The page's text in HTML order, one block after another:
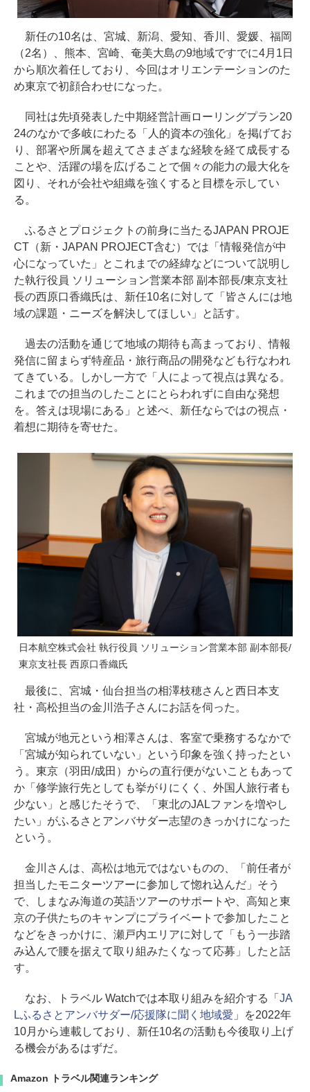
新任の10名は、宮城、新潟、愛知、香川、愛媛、福岡
（2名）、熊本、宮崎、奄美大島の9地域ですでに4月1日
から順次着任しており、今回はオリエンテーションのた
め東京で初顔合わせになった。
同社は先頃発表した中期経営計画ローリングプラン20
24のなかで多岐にわたる「人的資本の強化」を掲げてお
り、部署や所属を超えてさまざまな経験を経て成長する
ことや、活躍の場を広げることで個々の能力の最大化を
図り、それが会社や組織を強くすると目標を示してい
る。
ふるさとプロジェクトの前身に当たるJAPAN PROJE
CT（新・JAPAN PROJECT含む）では「情報発信が中
心になっていた」とこれまでの経緯などについて説明し
た執行役員 ソリューション営業本部 副本部長/東京支社
長の西原口香織氏は、新任10名に対して「皆さんには地
域の課題・ニーズを解決してほしい」と話す。
過去の活動を通じて地域の期待も高まっており、情報
発信に留まらず特産品・旅行商品の開発なども行なわれ
てきている。しかし一方で「人によって視点は異なる。
これまでの担当のしたことにとらわれずに自由な発想
を。答えは現場にある」と述べ、新任ならではの視点・
着想に期待を寄せた。
日本航空株式会社 執行役員 ソリューション営業本部 副本部長/
東京支社長 西原口香織氏
最後に、宮城・仙台担当の相澤枝穂さんと西日本支
社・高松担当の金川浩子さんにお話を伺った。
宮城が地元という相澤さんは、客室で乗務するなかで
「宮城が知られていない」という印象を強く持ったとい
う。東京（羽田/成田）からの直行便がないこともあって
か「修学旅行先としても挙がりにくく、外国人旅行者も
少ない」と感じたそうで、「東北のJALファンを増やし
たい」がふるさとアンバサダー志望のきっかけになった
という。
金川さんは、高松は地元ではないものの、「前任者が
担当したモニターツアーに参加して惚れ込んだ」そう
で、しまなみ海道の英語ツアーのサポートや、高知と東
京の子供たちのキャンプにプライベートで参加したこと
などをきっかけに、瀬戸内エリアに対して「もう一歩踏
み込んで腰を据えて取り組みたくなって応募」したと話
す。
なお、トラベル Watchでは本取り組みを紹介する「 JA
Lふるさとアンバサダー/応援隊に聞く地域愛 」を2022年
10月から連載しており、新任10名の活動も今後取り上げ
る機会があるはずだ。
Amazon トラベル関連ランキング